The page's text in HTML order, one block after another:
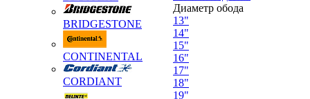
BRIDGESTONE
CONTINENTAL
CORDIANT
Диаметр обода
13"
14"
15"
16"
17"
18"
19"